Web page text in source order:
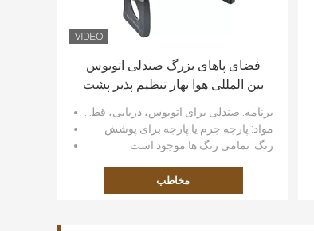
فضای پاهای بزرگ صندلی اتوبوس
بین المللی هوا بهار تنظیم پذیر پشت
طراحی جذاب
برنامه: صندلی برای اتوبوس، دریایی، قطار سریع السیر...
مواد: پارچه چرم یا پارچه برای پوشش
رنگ: تمامی رنگ ها موجود است
مخاطب